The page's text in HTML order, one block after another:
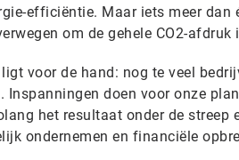
efficiëntie. Maar iets meer
om de gehele CO2-afdruk
voor de hand: nog te veel
Inspanningen doen voor onze
het resultaat onder de streep
ondernemen en financiële